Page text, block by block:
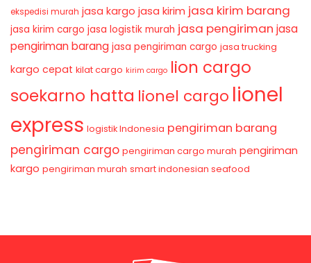
ekspedisi murah jasa kargo jasa kirim jasa kirim barang
jasa kirim cargo jasa logistik murah jasa pengiriman jasa
pengiriman barang jasa pengiriman cargo jasa trucking
kargo cepat kilat cargo kirim cargo lion cargo
soekarno hatta lionel cargo lionel
express logistik Indonesia pengiriman barang
pengiriman cargo pengiriman cargo murah pengiriman
kargo pengiriman murah smart indonesian seafood